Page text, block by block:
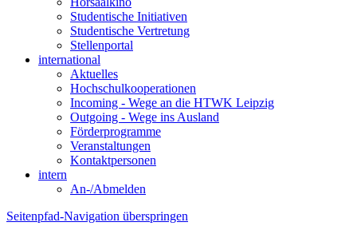
Studentische Initiativen
Studentische Vertretung
Stellenportal
international
Aktuelles
Hochschulkooperationen
Incoming - Wege an die HTWK Leipzig
Outgoing - Wege ins Ausland
Förderprogramme
Veranstaltungen
Kontaktpersonen
intern
An-/Abmelden
Seitenpfad-Navigation überspringen